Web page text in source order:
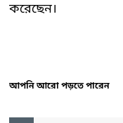
করেছেন।
আপনি আরো পড়তে পারেন